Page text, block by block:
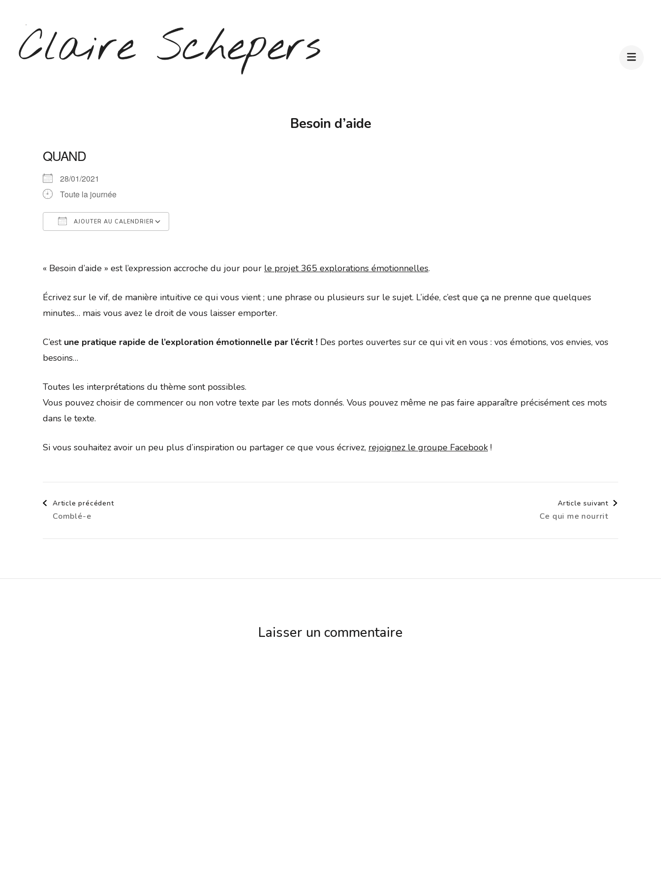
contenu
(Pressez
Besoin d’aide
QUAND
28/01/2021
Toute la journée
AJOUTER AU CALENDRIER
« Besoin d’aide » est l’expression accroche du jour pour le projet 365 explorations émotionnelles.
Écrivez sur le vif, de manière intuitive ce qui vous vient ; une phrase ou plusieurs sur le sujet. L’idée, c’est que ça ne prenne que quelques
minutes… mais vous avez le droit de vous laisser emporter.
C’est une pratique rapide de l’exploration émotionnelle par l’écrit ! Des portes ouvertes sur ce qui vit en vous : vos émotions, vos envies, vos
besoins…
Toutes les interprétations du thème sont possibles.
Vous pouvez choisir de commencer ou non votre texte par les mots donnés. Vous pouvez même ne pas faire apparaître précisément ces mots
dans le texte.
Si vous souhaitez avoir un peu plus d’inspiration ou partager ce que vous écrivez, rejoignez le groupe Facebook !
Navigation
d'article
Article précédent
Comblé-e
Article suivant
Ce qui me nourrit
Laisser un commentaire